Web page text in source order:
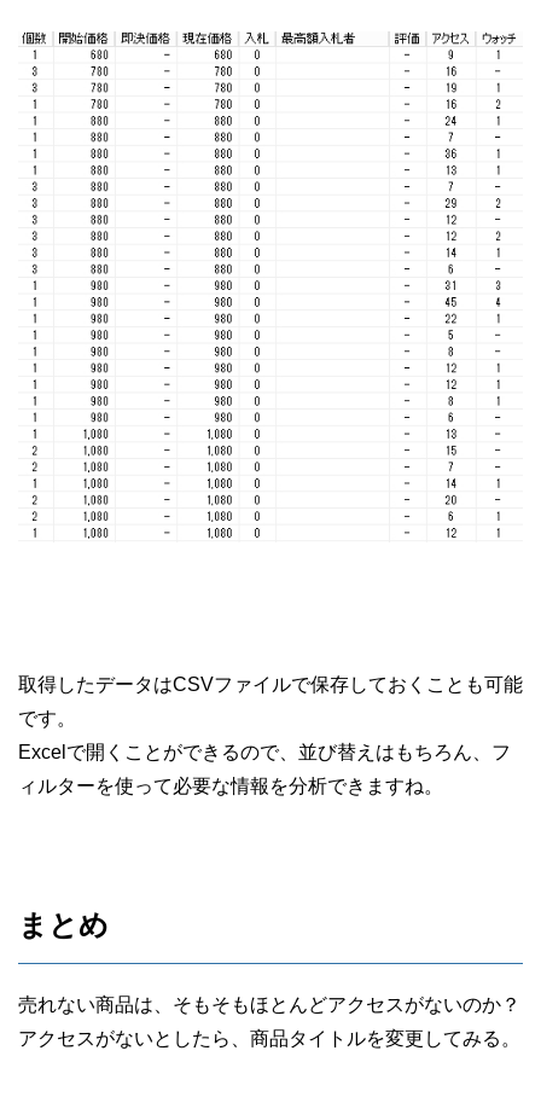
取得したデータはCSVファイルで保存しておくことも可能
です。
Excelで開くことができるので、並び替えはもちろん、フ
ィルターを使って必要な情報を分析できますね。
まとめ
売れない商品は、そもそもほとんどアクセスがないのか？
アクセスがないとしたら、商品タイトルを変更してみる。